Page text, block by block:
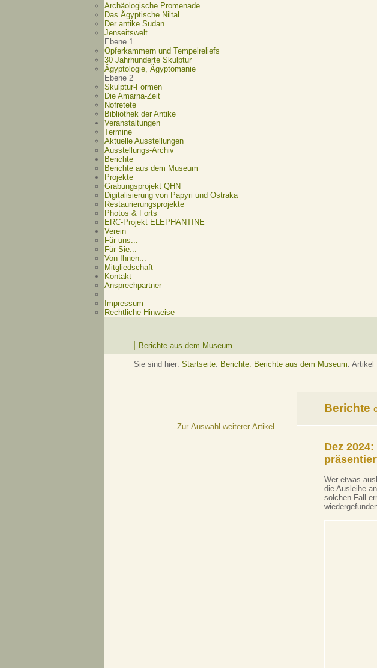
Archäologische Promenade
Das Ägyptische Niltal
Der antike Sudan
Jenseitswelt
Ebene 1
Opferkammern und Tempelreliefs
30 Jahrhunderte Skulptur
Ägyptologie, Ägyptomanie
Ebene 2
Skulptur-Formen
Die Amarna-Zeit
Nofretete
Bibliothek der Antike
Veranstaltungen
Termine
Aktuelle Ausstellungen
Ausstellungs-Archiv
Berichte
Berichte aus dem Museum
Projekte
Grabungsprojekt QHN
Digitalisierung von Papyri und Ostraka
Restaurierungsprojekte
Photos & Forts
ERC-Projekt ELEPHANTINE
Verein
Für uns...
Für Sie...
Von Ihnen...
Mitgliedschaft
Kontakt
Ansprechpartner
Impressum
Rechtliche Hinweise
Berichte aus dem Museum
Sie sind hier: Startseite: Berichte: Berichte aus dem Museum: Artikel
Zur Auswahl weiterer Artikel
Berichte
Dez
Wer etwas
die Ausleihe
solchen Fall